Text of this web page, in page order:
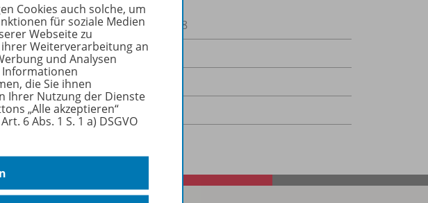
OD100160000098
1
PDF-Dokument
Cookies auch solche, um
für soziale Medien
Webseite zu
Weiterverarbeitung an
und Analysen
die Sie ihnen
Ihrer Nutzung der Dienste
„Alle akzeptieren“
6 Abs. 1 S. 1 a) DSGVO